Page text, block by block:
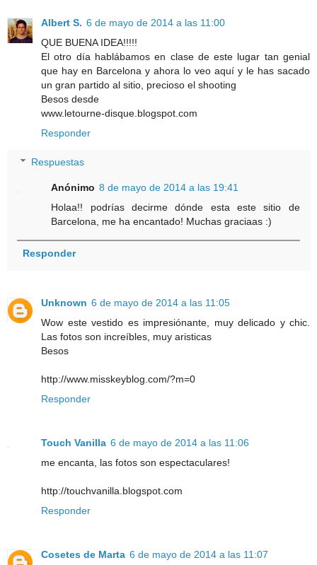
Albert S. 6 de mayo de 2014 a las 11:00
QUE BUENA IDEA!!!!!
El otro día hablábamos en clase de este lugar tan genial
que hay en Barcelona y ahora lo veo aquí y le has sacado
un gran partido al sitio, precioso el shooting
Besos desde
www.letourne-disque.blogspot.com
Responder
Respuestas
Anónimo 8 de mayo de 2014 a las 19:41
Holaa!! podrías decirme dónde esta este sitio de
Barcelona, me ha encantado! Muchas graciaas :)
Responder
Unknown 6 de mayo de 2014 a las 11:05
Wow este vestido es impresiónante, muy delicado y chic.
Las fotos son increíbles, muy aristicas
Besos
http://www.misskeyblog.com/?m=0
Responder
Touch Vanilla 6 de mayo de 2014 a las 11:06
me encanta, las fotos son espectaculares!
http://touchvanilla.blogspot.com
Responder
Cosetes de Marta 6 de mayo de 2014 a las 11:07